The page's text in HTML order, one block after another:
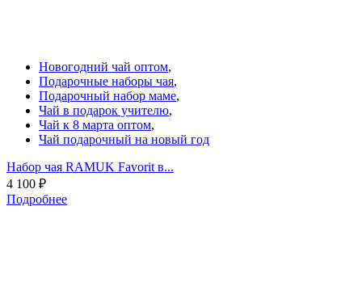
Новогодний чай оптом,
Подарочные наборы чая,
Подарочный набор маме,
Чай в подарок учителю,
Чай к 8 марта оптом,
Чай подарочный на новый год
Набор чая RAMUK Favorit в...
4 100 ₽
Подробнее